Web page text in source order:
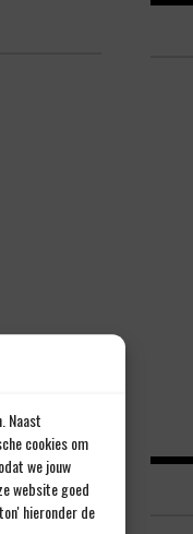
Naast
cookies om
we jouw
website goed
hieronder de